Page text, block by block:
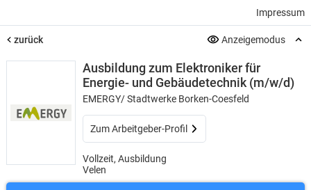
Impressum
zurück Anzeigemodus
Ausbildung zum Elektroniker für
Energie- und Gebäudetechnik (m/w/d)
EMERGY/ Stadtwerke Borken-Coesfeld
Zum Arbeitgeber-Profil
Vollzeit, Ausbildung
Velen